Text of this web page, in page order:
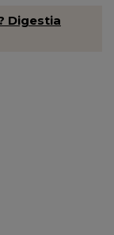
Digestia